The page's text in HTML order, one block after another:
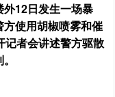
12日发生一场暴
使用胡椒喷雾和催
记者会讲述警方驱散